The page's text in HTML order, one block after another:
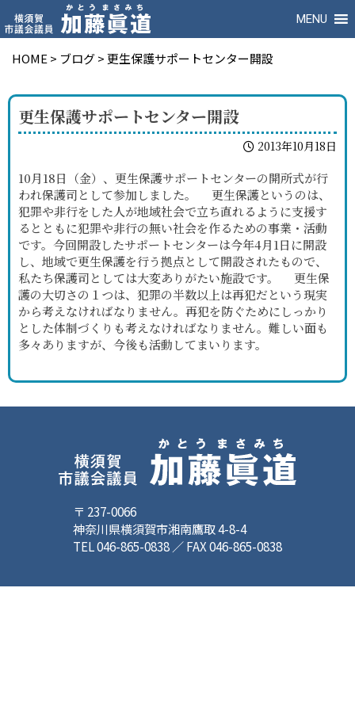
MENU
HOME > ブログ>更生保護サポートセンター開設
更生保護サポートセンター開設
2013年10月18日
10月18日（金）、更生保護サポートセンターの開所式が行
われ保護司として参加しました。 更生保護というのは、
犯罪や非行をした人が地域社会で立ち直れるように支援す
るとともに犯罪や非行の無い社会を作るための事業・活動
です。今回開設したサポートセンターは今年4月1日に開設
し、地域で更生保護を行う拠点として開設されたもので、
私たち保護司としては大変ありがたい施設です。 更生保
護の大切さの１つは、犯罪の半数以上は再犯だという現実
から考えなければなりません。再犯を防ぐためにしっかり
とした体制づくりも考えなければなりません。難しい面も
多々ありますが、今後も活動してまいります。
〒 237-0066
神奈川県横須賀市湘南鷹取 4-8-4
TEL 046-865-0838 ／ FAX 046-865-0838